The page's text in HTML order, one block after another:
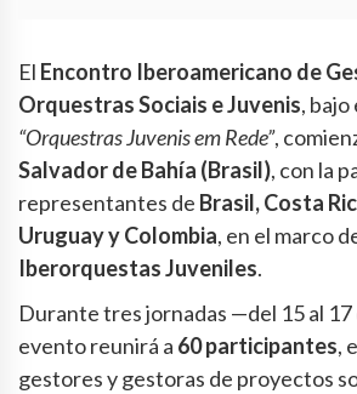
El Encontro Iberoamericano de
Orquestras Sociais e Juvenis,
“Orquestras Juvenis em Rede”,
Salvador de Bahía (Brasil), con la
representantes de Brasil, Costa
Uruguay y Colombia, en el marco
Iberorquestas Juveniles.
Durante tres jornadas —del 15 al
evento reunirá a 60 participantes,
gestores y gestoras de proyectos